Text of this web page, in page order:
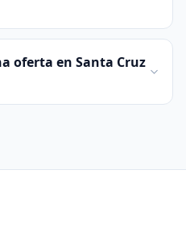
oferta en Santa Cruz